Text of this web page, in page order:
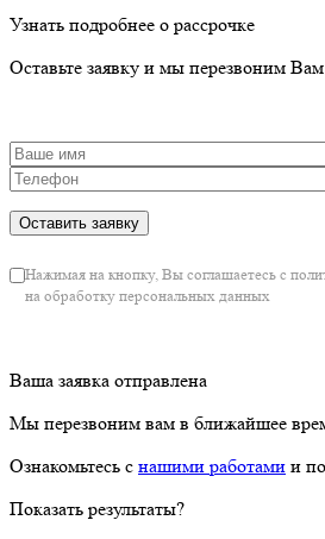
Узнать подробнее о рассрочке
Оставьте заявку и мы перезвоним
Нажимая на кнопку, Вы соглашаетесь с
на обработку персональных данных
Ваша заявка отправлена
Мы перезвоним вам в ближайшее
Ознакомьтесь с нашими работами и
Показать результаты?